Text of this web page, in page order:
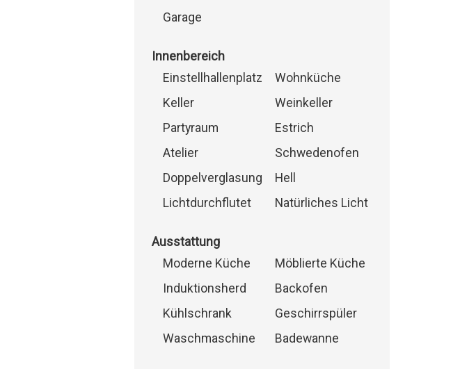
Garage
Innenbereich
Einstellhallenplatz
Wohnküche
Keller
Weinkeller
Partyraum
Estrich
Atelier
Schwedenofen
Doppelverglasung
Hell
Lichtdurchflutet
Natürliches Licht
Ausstattung
Moderne Küche
Möblierte Küche
Induktionsherd
Backofen
Kühlschrank
Geschirrspüler
Waschmaschine
Badewanne